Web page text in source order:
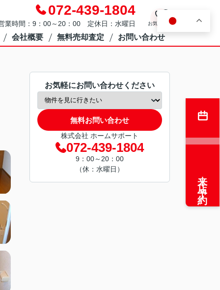
072-439-1804
業時間：9：00～20：00 定休日：水曜日 お気に入り
会社概要 無料売却査定 お問い合わせ
お気軽にお問い合わせください
無料お問い合わせ
株式会社 ホームサポート
072-439-1804
9：00～20：00
（休：水曜日）
来店予約